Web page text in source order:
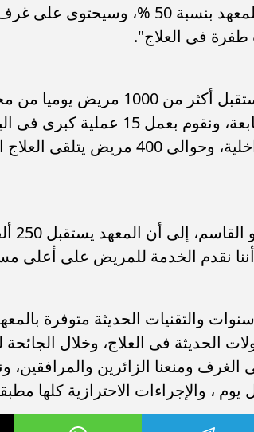
من الطاقة الإجمالية للمعهد بنسبة
طفرة فى العلاج".
وأوضح، أن "المعهد يستقبل
أننا نقدم الخدمة للمريض على أعلى
الحديثة فى العلاج، وخلال
ومنعنا الزائرين والمرافقين،
يوم ، والإجراءات الاحترازية كلها